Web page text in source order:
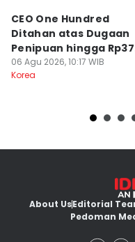
CEO One Hundred
Ditahan atas Dugaan
Penipuan hingga
Miliar
06 Agu 2026, 10:17 WIB
Korea
About UsEditorial
Pedoman